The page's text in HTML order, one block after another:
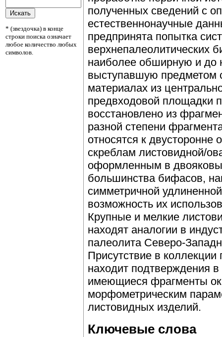
* (звездочка) в конце
строки поиска означает
любое количество любых
символов.
полученных сведений с
естественнонаучные
предпринята попытка
верхнепалеолитических
наиболее обширную и до
выступавшую предметом
материалах из
предвходовой площадки
восстановлено из
разной степени
относятся к
скреблам листовидной/
оформленным в
большинства бифасов,
симметричной
возможность их
Крупные и мелкие
находят аналогии в
палеолита Северо-
Присутствие в
находит подтверждения
имеющиеся фрагменты
морфометрическим
листовидных изделий.
Ключевые слова